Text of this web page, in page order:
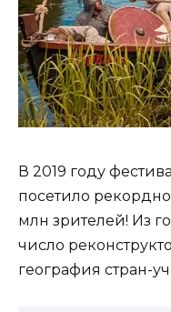
В 2019 году
посетило
млн зрителей! Из
число
география стран-